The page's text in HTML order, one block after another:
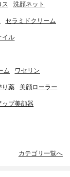
ス 洗顔ネット
セラミドクリーム
イル
ム ワセリン
り薬 美顔ローラー
ップ美顔器
カテゴリ一覧へ